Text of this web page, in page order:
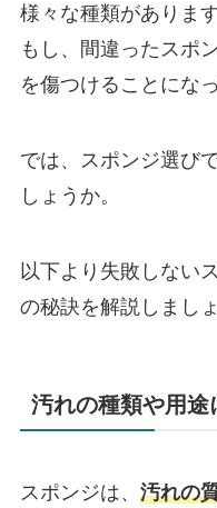
様々な種類があります
もし、間違ったスポ
を傷つけることにな
では、スポンジ選び
しょうか。
以下より失敗しない
の秘訣を解説しましょ
汚れの種類や用途
スポンジは、 汚れの